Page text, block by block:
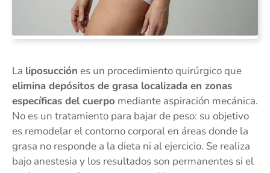
La liposucción es un procedimiento quirúrgico que
elimina depósitos de grasa localizada en zonas
específicas del cuerpo mediante aspiración mecánica.
No es un tratamiento para bajar de peso: su objetivo
es remodelar el contorno corporal en áreas donde la
grasa no responde a la dieta ni al ejercicio. Se realiza
bajo anestesia y los resultados son permanentes si el